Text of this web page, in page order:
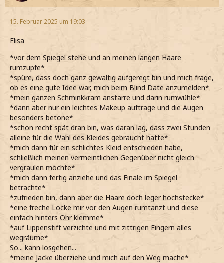
15. Februar 2025 um 19:03
Elisa
*vor dem Spiegel stehe und an meinen langen Haare
rumzupfe*
*spüre, dass doch ganz gewaltig aufgeregt bin und mich frage,
ob es eine gute Idee war, mich beim Blind Date anzumelden*
*mein ganzen Schminkkram anstarre und darin rumwühle*
*dann aber nur ein leichtes Makeup auftrage und die Augen
besonders betone*
*schon recht spät dran bin, was daran lag, dass zwei Stunden
alleine für die Wahl des Kleides gebraucht hatte*
*mich dann für ein schlichtes Kleid entschieden habe,
schließlich meinen vermeintlichen Gegenüber nicht gleich
vergraulen möchte*
*mich dann fertig anziehe und das Finale im Spiegel
betrachte*
*zufrieden bin, dann aber die Haare doch leger hochstecke*
*eine freche Locke mir vor den Augen rumtanzt und diese
einfach hinters Ohr klemme*
*auf Lippenstift verzichte und mit zittrigen Fingern alles
wegräume*
So... kann losgehen...
*meine Jacke überziehe und mich auf den Weg mache*